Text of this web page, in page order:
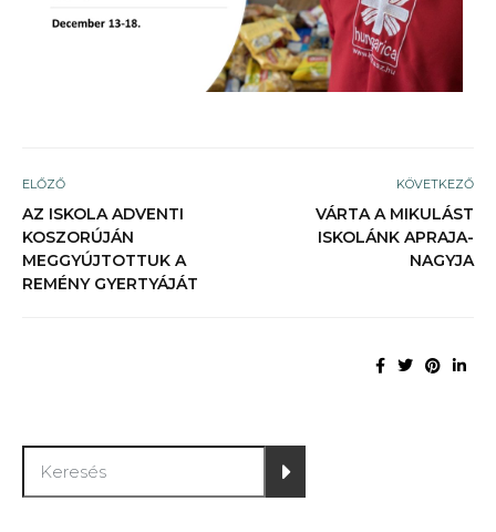
ELŐZŐ
AZ ISKOLA ADVENTI
KOSZORÚJÁN
MEGGYÚJTOTTUK A
REMÉNY GYERTYÁJÁT
KÖVETKEZŐ
VÁRTA A MIKULÁST
ISKOLÁNK APRAJA-
NAGYJA